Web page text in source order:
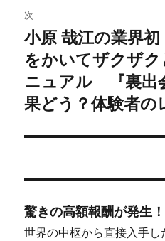
ゲ
ー
シ
ョ
ン
稿:
次
次
の
投
稿:
小原 哉江の業界
をかいてザクザ
ニュアル 『裏出
果どう？体験者の
驚きの高額報酬が発生！
世界の中枢から直接入手し